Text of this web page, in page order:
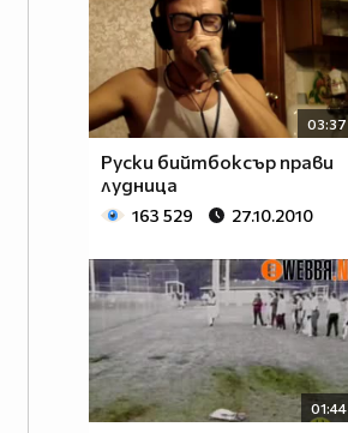
03:37
Руски бийтбоксър прави
лудница
163 529 27.10.2010
01:44